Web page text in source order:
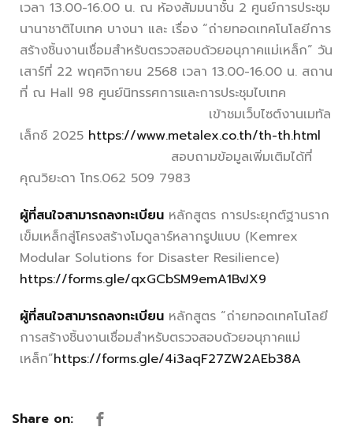
เวลา 13.00-16.00 น. ณ ห้องสัมมนาชั้น 2 ศูนย์การประชุม
นานาชาติไบเทค บางนา และ เรื่อง “ถ่ายทอดเทคโนโลยีการ
สร้างชิ้นงานเชื่อมสำหรับตรวจสอบด้วยอนุภาคแม่เหล็ก” วัน
เสาร์ที่ 22 พฤศจิกายน 2568 เวลา 13.00-16.00 น. สถาน
ที่ ณ Hall 98 ศูนย์นิทรรศการและการประชุมไบเทค
เข้าชมเว็บไซต์งานเมทัล
เล็กซ์ 2025 https://www.metalex.co.th/th-th.html
สอบถามข้อมูลเพิ่มเติมได้ที่
คุณวิยะดา โทร.062 509 7983
ผู้ที่สนใจสามารถลงทะเบียน หลักสูตร การประยุกต์ฐานราก
เข็มเหล็กสู่โครงสร้างโมดูลาร์หลากรูปแบบ (Kemrex
Modular Solutions for Disaster Resilience)
https://forms.gle/qxGCbSM9emA1BvJX9
ผู้ที่สนใจสามารถลงทะเบียน หลักสูตร “ถ่ายทอดเทคโนโลยี
การสร้างชิ้นงานเชื่อมสำหรับตรวจสอบด้วยอนุภาคแม่
เหล็ก”https://forms.gle/4i3aqF27ZW2AEb38A
Share on: